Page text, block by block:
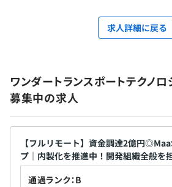
求人詳細に戻る
ワンダートランスポートテクノ
募集中の求人
【フルリモート】資金調達2億円
プ｜内製化を推進中！開発組織全般を
通過ランク：B